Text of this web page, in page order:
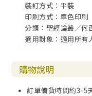
裝訂方式：平裝
印刷方式：單色印刷
分類：聖經論叢／何
適用對象：適用所有
購物說明
訂單備貨時間約3-5